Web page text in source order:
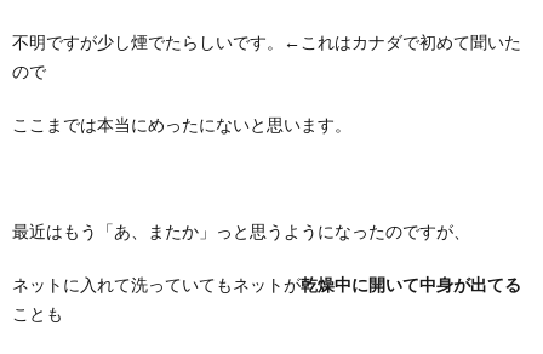
不明ですが少し煙でたらしいです。←これはカナダで初めて聞いた
ので
ここまでは本当にめったにないと思います。
最近はもう「あ、またか」っと思うようになったのですが、
ネットに入れて洗っていてもネットが乾燥中に開いて中身が出てる
ことも